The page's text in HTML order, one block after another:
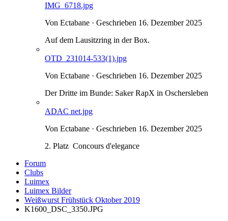
IMG_6718.jpg
Von Ectabane · Geschrieben 16. Dezember 2025
Auf dem Lausitzring in der Box.
OTD_231014-533(1).jpg
Von Ectabane · Geschrieben 16. Dezember 2025
Der Dritte im Bunde: Saker RapX in Oschersleben
ADAC net.jpg
Von Ectabane · Geschrieben 16. Dezember 2025
2. Platz Concours d'elegance
Forum
Clubs
Luimex
Luimex Bilder
Weißwurst Frühstück Oktober 2019
K1600_DSC_3350.JPG